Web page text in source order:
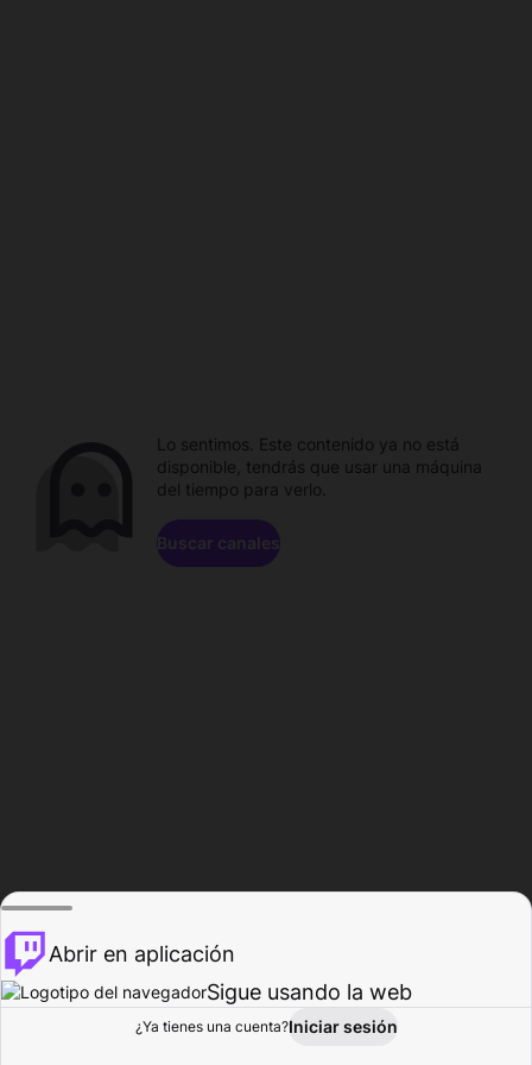
Explorar Actividad
Lo sentimos. Este contenido ya no está
disponible, tendrás que usar una máquina
del tiempo para verlo.
Buscar canales
Abrir en aplicación
Sigue usando la web
¿Ya tienes una cuenta?Iniciar sesión